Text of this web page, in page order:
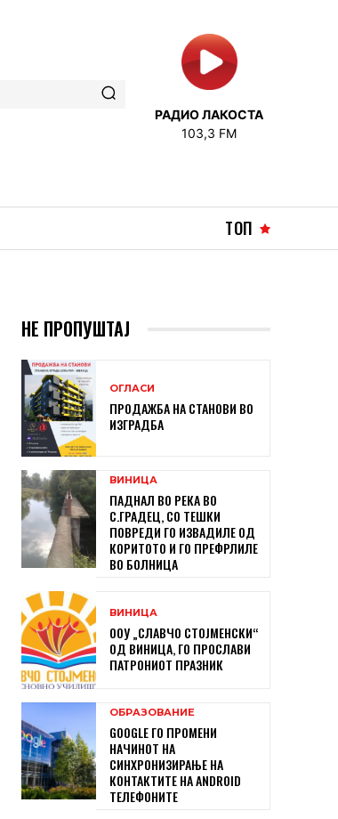
РАДИО ЛАКОСТА
103,3 FM
ТОП
НЕ ПРОПУШТАЈ
ОГЛАСИ
ПРОДАЖБА НА СТАНОВИ ВО
ИЗГРАДБА
ВИНИЦА
ПАДНАЛ ВО РЕКА ВО
С.ГРАДЕЦ, СО ТЕШКИ
ПОВРЕДИ ГО ИЗВАДИЛЕ ОД
КОРИТОТО И ГО ПРЕФРЛИЛЕ
ВО БОЛНИЦА
ВИНИЦА
ООУ „СЛАВЧО СТОЈМЕНСКИ“
ОД ВИНИЦА, ГО ПРОСЛАВИ
ПАТРОНИОТ ПРАЗНИК
ОБРАЗОВАНИЕ
GOOGLE ГО ПРОМЕНИ
НАЧИНОТ НА
СИНХРОНИЗИРАЊЕ НА
КОНТАКТИТЕ НА ANDROID
ТЕЛЕФОНИТЕ